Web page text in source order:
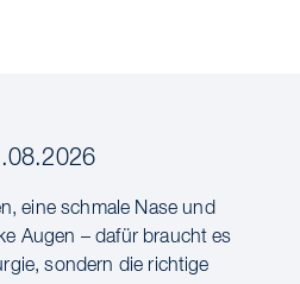
eine schmale Nase und
Augen – dafür braucht es
sondern die richtige